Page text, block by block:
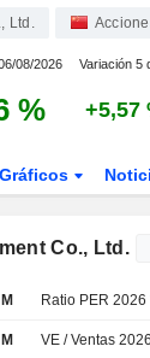
Ltd.
08/2026 Variación 5
% +5,57
Gráficos
Co., Ltd.
Ratio PER 2026
VE / Ventas